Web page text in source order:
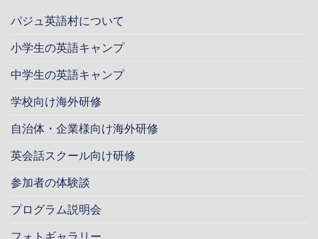
パジュ英語村について
小学生の英語キャンプ
中学生の英語キャンプ
学校向け海外研修
自治体・企業様向け海外研修
英会話スクール向け研修
参加者の体験談
プログラム説明会